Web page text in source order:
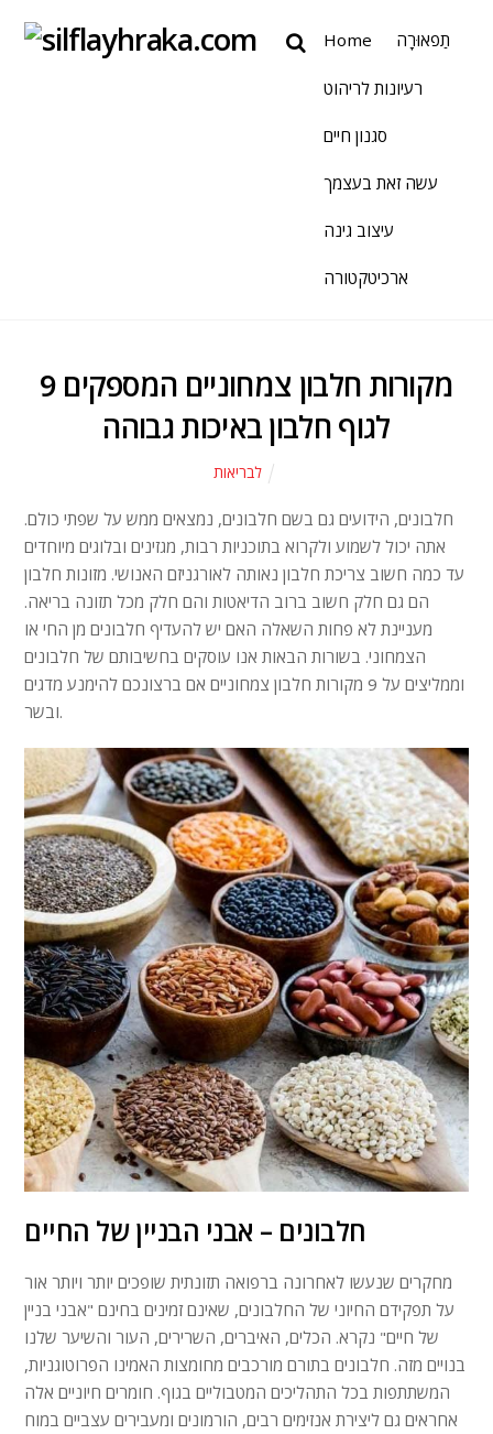
Home תַפאוּרָה
רעיונות לריהוט
סגנון חיים
עשה זאת בעצמך
עיצוב גינה
ארכיטקטורה
9 מקורות חלבון צמחוניים המספקים
לגוף חלבון באיכות גבוהה
לבריאות
חלבונים, הידועים גם בשם חלבונים, נמצאים ממש על שפתי כולם.
אתה יכול לשמוע ולקרוא בתוכניות רבות, מגזינים ובלוגים מיוחדים
עד כמה חשוב צריכת חלבון נאותה לאורגניזם האנושי. מזונות חלבון
הם גם חלק חשוב ברוב הדיאטות והם חלק מכל תזונה בריאה.
מעניינת לא פחות השאלה האם יש להעדיף חלבונים מן החי או
הצמחוני. בשורות הבאות אנו עוסקים בחשיבותם של חלבונים
וממליצים על 9 מקורות חלבון צמחוניים אם ברצונכם להימנע מדגים
ובשר.
חלבונים – אבני הבניין של החיים
מחקרים שנעשו לאחרונה ברפואה תזונתית שופכים יותר ויותר אור
על תפקידם החיוני של החלבונים, שאינם זמינים בחינם "אבני בניין
של חיים" נקרא. הכלים, האיברים, השרירים, העור והשיער שלנו
בנויים מזה. חלבונים בתורם מורכבים מחומצות האמינו הפרוטוגניות,
המשתתפות בכל התהליכים המטבוליים בגוף. חומרים חיוניים אלה
אחראים גם ליצירת אנזימים רבים, הורמונים ומעבירים עצביים במוח